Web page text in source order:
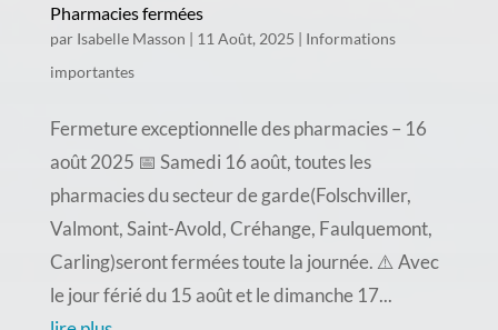
Pharmacies fermées
par Isabelle Masson | 11 Août, 2025 | Informations
importantes
Fermeture exceptionnelle des pharmacies – 16
août 2025 📅 Samedi 16 août, toutes les
pharmacies du secteur de garde(Folschviller,
Valmont, Saint-Avold, Créhange, Faulquemont,
Carling)seront fermées toute la journée. ⚠️ Avec
le jour férié du 15 août et le dimanche 17...